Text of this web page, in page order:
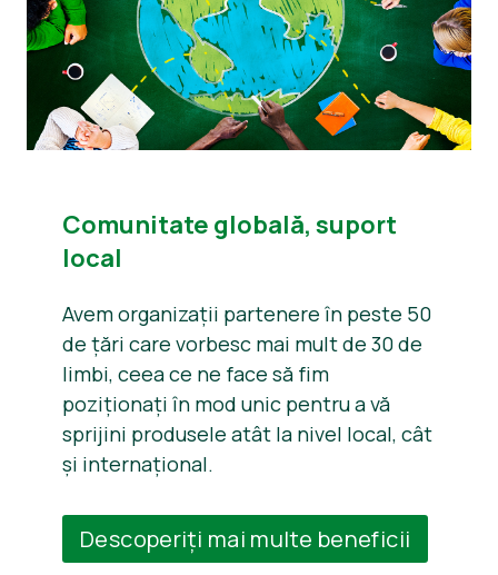
Comunitate globală, suport
local
Avem organizații partenere în peste 50
de țări care vorbesc mai mult de 30 de
limbi, ceea ce ne face să fim
poziționați în mod unic pentru a vă
sprijini produsele atât la nivel local, cât
și internațional.
Descoperiți mai multe beneficii